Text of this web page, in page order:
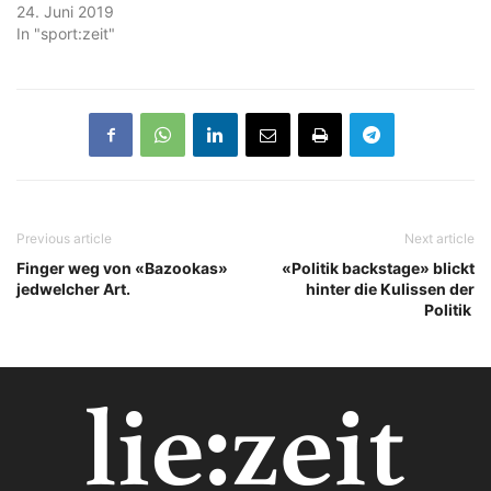
24. Juni 2019
In "sport:zeit"
Previous article
Finger weg von «Bazookas»
jedwelcher Art.
Next article
«Politik backstage» blickt
hinter die Kulissen der
Politik